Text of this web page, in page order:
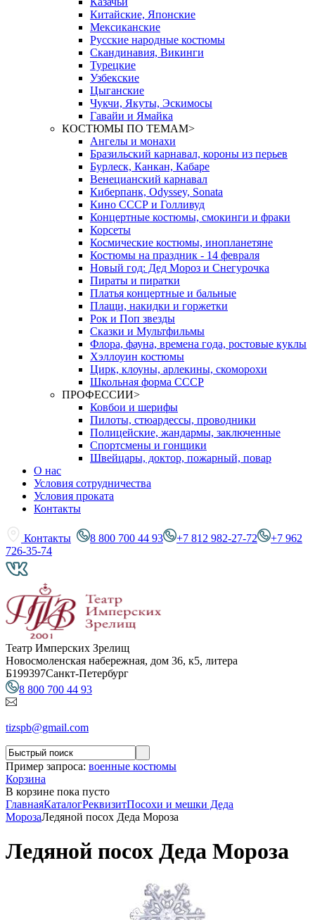
Китайские, Японские
Мексиканские
Русские народные костюмы
Скандинавия, Викинги
Турецкие
Узбекские
Цыганские
Чукчи, Якуты, Эскимосы
Гавайи и Ямайка
КОСТЮМЫ ПО ТЕМАМ>
Ангелы и монахи
Бразильский карнавал, короны из перьев
Бурлеск, Канкан, Кабаре
Венецианский карнавал
Киберпанк, Odyssey, Sonata
Кино СССР и Голливуд
Концертные костюмы, смокинги и фраки
Корсеты
Космические костюмы, инопланетяне
Костюмы на праздник - 14 февраля
Новый год: Дед Мороз и Снегурочка
Пираты и пиратки
Платья концертные и бальные
Плащи, накидки и горжетки
Рок и Поп звезды
Сказки и Мультфильмы
Флора, фауна, времена года, ростовые куклы
Хэллоуин костюмы
Цирк, клоуны, арлекины, скоморохи
Школьная форма СССР
ПРОФЕССИИ>
Ковбои и шерифы
Пилоты, стюардессы, проводники
Полицейские, жандармы, заключенные
Спортсмены и гонщики
Швейцары, доктор, пожарный, повар
О нас
Условия сотрудничества
Условия проката
Контакты
Контакты 8 800 700 44 93 +7 812 982-27-72
+7 962
726-35-74
Театр Имперских Зрелищ
Новосмоленская набережная, дом 36, к5, литера
Б199397Санкт-Петербург
8 800 700 44 93
tizspb@gmail.com
Пример запроса: военные костюмы
Корзина
В корзине пока пусто
ГлавнаяКаталогРеквизитПосохи и мешки Деда
МорозаЛедяной посох Деда Мороза
Ледяной посох Деда Мороза